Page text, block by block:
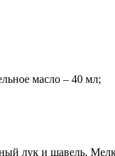
масло – 40 мл;
лук и щавель.